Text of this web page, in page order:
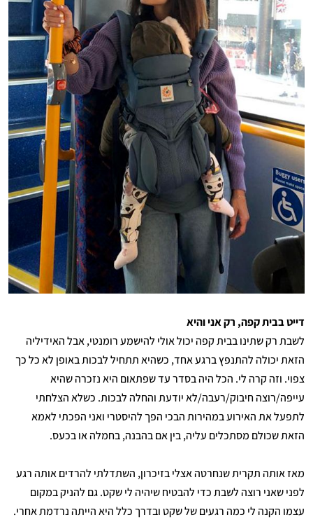
דייט בבית קפה, רק אני והיא
לשבת רק שתינו בבית קפה יכול אולי להישמע רומנטי, אבל האידיליה
הזאת יכולה להתנפץ ברגע אחד, כשהיא תתחיל לבכות באופן לא כל כך
צפוי. וזה קרה לי. הכל היה בסדר עד שפתאום היא נזכרה שהיא
עייפה/רוצה חיבוק/רעבה/לא יודעת והחלה לבכות. כשלא הצלחתי
לתפעל את האירוע במהירות הבכי הפך להיסטרי ואני הפכתי לאמא
הזאת שכולם מסתכלים עליה, בין אם בהבנה, בחמלה או בכעס.
מאז אותה תקרית שנחרטה אצלי בזיכרון, השתדלתי להרדים אותה רגע
לפני שאני רוצה לשבת כדי להבטיח שיהיה לי שקט. גם להניק במקום
עצמו הקנה לי כמה רגעים של שקט ובדרך כלל היא הייתה נרדמת אחרי.